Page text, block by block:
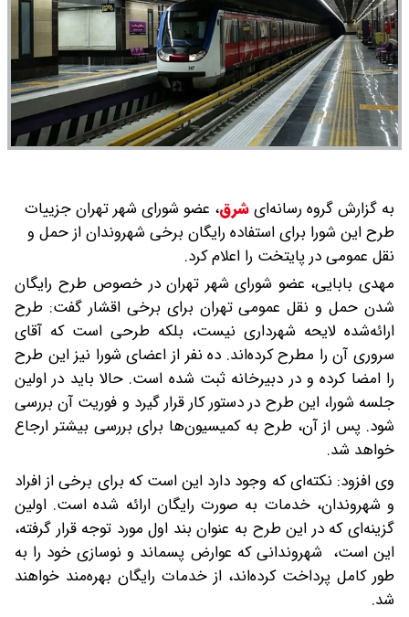
به گزارش گروه رسانه‌ایشرق، عضو شورای شهر تهران جزییات
طرح این شورا برای استفاده رایگان برخی شهروندان از حمل و
نقل عمومی در پایتخت را اعلام کرد.
مهدی بابایی، عضو شورای شهر تهران در خصوص طرح رایگان
شدن حمل و نقل عمومی تهران برای برخی اقشار گفت: طرح
ارائه‌شده لایحه شهرداری نیست، بلکه طرحی است که آقای
سروری آن را مطرح کرده‌اند. ده نفر از اعضای شورا نیز این طرح
را امضا کرده و در دبیرخانه ثبت شده است. حالا باید در اولین
جلسه شورا، این طرح در دستور کار قرار گیرد و فوریت آن بررسی
شود. پس از آن، طرح به کمیسیون‌ها برای بررسی بیشتر ارجاع
خواهد شد.
وی افزود: نکته‌ای که وجود دارد این است که برای برخی از افراد
و شهروندان، خدمات به صورت رایگان ارائه شده است. اولین
گزینه‌ای که در این طرح به عنوان بند اول مورد توجه قرار گرفته،
این است، شهروندانی که عوارض پسماند و نوسازی خود را به
طور کامل پرداخت کرده‌اند، از خدمات رایگان بهره‌مند خواهند
شد.